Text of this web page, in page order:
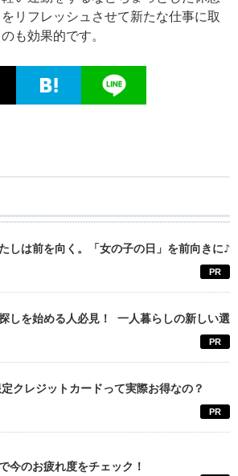
リフレッシュさせて新たな仕事に取
も効果的です。
しは前を向く。「女の子の日」を前向きに♪
PR
しを始める人必見！ 一人暮らしの新しい選
PR
クレジットカードって実際お得なの？
PR
今のお疲れ度をチェック！